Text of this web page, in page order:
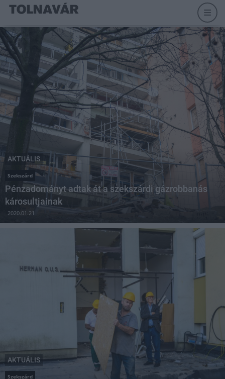
AKTUÁLIS
Szekszárd
Pénzadományt adtak át a szekszárdi gázrobbanás
károsultjainak
2020.01.21
AKTUÁLIS
Szekszárd